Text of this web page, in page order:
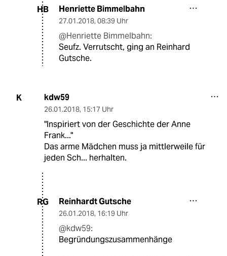
HB Henriette Bimmelbahn
27.01.2018, 08:39 Uhr
@Henriette Bimmelbahn:
Seufz. Verrutscht, ging an Reinhard
Gutsche.
K kdw59
26.01.2018, 15:17 Uhr
"Inspiriert von der Geschichte der Anne
Frank..."
Das arme Mädchen muss ja mittlerweile für
jeden Sch... herhalten.
RG Reinhardt Gutsche
26.01.2018, 16:19 Uhr
@kdw59:
Begründungszusammenhänge